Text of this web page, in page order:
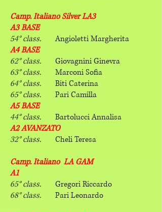
Camp. Italiano Silver LA3
A3 BASE
54° class. Angioletti Margherita
A4 BASE
62° class. Giovagnini Ginevra
63° class. Marconi Sofia
64° class. Biti Caterina
65° class. Pari Camilla
A5 BASE
44° class. Bartolucci Annalisa
A2 AVANZATO
32° class. Cheli Teresa
Camp. Italiano LA GAM
A1
65° class.
Gregori Riccardo
68° class. Pari Leonardo